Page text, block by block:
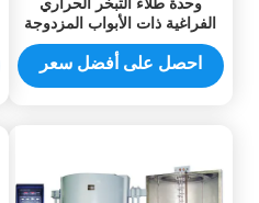
الفراغية ذات الأبواب المزدوجة
عالية الكفاءة في فوشان JXS
احصل على أفضل سعر